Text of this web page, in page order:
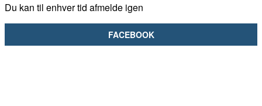
Du kan til enhver tid afmelde igen
FACEBOOK